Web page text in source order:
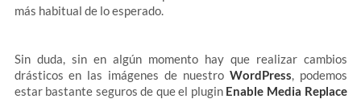
más habitual de lo esperado.
Sin duda, sin en algún momento hay que realizar cambios
drásticos en las imágenes de nuestro WordPress, podemos
estar bastante seguros de que el plugin Enable Media Replace